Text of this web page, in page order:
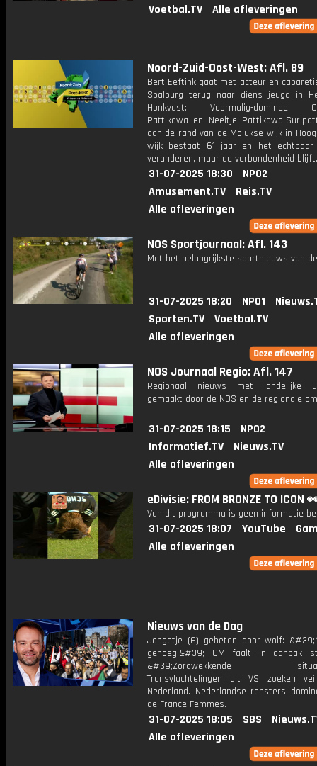
Voetbal.TV
Alle afleveringen
Noord-Zuid-Oost-West: Afl. 89
Bert Eeftink gaat met acteur en
Spalburg terug naar diens jeugd in
Honkvast: Voormalig-dominee
Pattikawa en Neeltje Pattikawa-
aan de rand van de Molukse wijk in
wijk bestaat 61 jaar en het echtpaar
veranderen, maar de verbondenheid blijft.
31-07-2025 18:30
NPO2
Amusement.TV
Reis.TV
Alle afleveringen
NOS Sportjournaal: Afl. 143
Met het belangrijkste sportnieuws van
31-07-2025 18:20 NPO1
Sporten.TV
Voetbal.TV
Alle afleveringen
NOS Journaal Regio: Afl. 147
Regionaal nieuws met landelijke
gemaakt door de NOS en de regionale
31-07-2025 18:15
NPO2
Informatief.TV
Nieuws.TV
Alle afleveringen
eDivisie: FROM BRONZE TO ICON
Van dit programma is geen informatie
31-07-2025 18:07 YouTube
Alle afleveringen
Nieuws van de Dag
Jongetje (6) gebeten door wolf:
genoeg.&#39; OM faalt in aanpak
&#39;Zorgwekkende
Transvluchtelingen uit VS zoeken
Nederland. Nederlandse rensters
de France Femmes.
31-07-2025 18:05 SBS
Alle afleveringen